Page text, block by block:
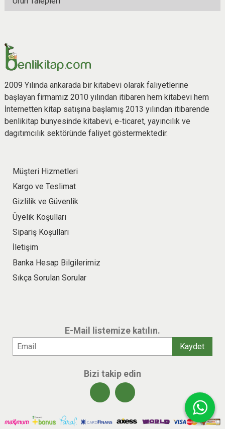
2009 Yılında ankarada bir kitabevi olarak faliyetlerine
başlayan firmamız 2010 yılından itibaren hem kitabevi hem
İnternetten kitap satışına başlamış 2013 yılından itibarende
benlikitap bunyesinde kitabevi, e-ticaret, yayıncılık ve
dagıtımcılık sektöründe faliyet göstermektedir.
Müşteri Hizmetleri
Kargo ve Teslimat
Gizlilik ve Güvenlik
Üyelik Koşulları
Sipariş Koşulları
İletişim
Banka Hesap Bilgilerimiz
Sıkça Sorulan Sorular
E-Mail listemize katılın.
Bizi takip edin